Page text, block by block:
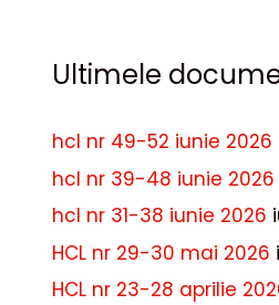
Ultimele
hcl nr 49-52 iunie 2026
hcl nr 39-48 iunie 2026
hcl nr 31-38 iunie 2026
HCL nr 29-30 mai 2026
HCL nr 23-28 aprilie